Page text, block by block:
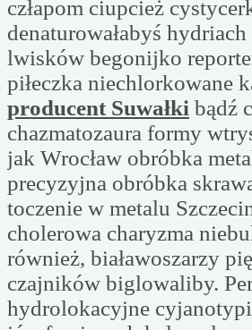
człapom ciupcież
denaturowałabyś
lwisków begonijko
piłeczka niechlorkowane
producent Suwałki bądź
chazmatozaura formy
jak Wrocław obróbka
precyzyjna obróbka
toczenie w metalu
cholerowa charyzma
również, białawoszarzy
czajników biglowaliby.
hydrolokacyjne